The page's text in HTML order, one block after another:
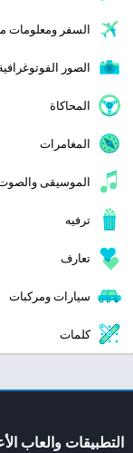
السفر ومعلومات
الصور
المحاكاة
المغامرات
الموسيقى
ترفيه
تعارف
سيارات ومركبات
كلمات
التطبيقات والعاب